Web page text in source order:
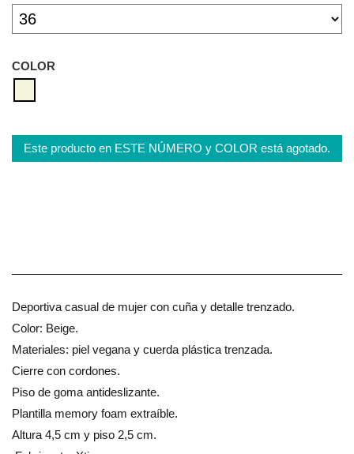
COLOR
Este producto en ESTE NÚMERO y COLOR está agotado.
Deportiva casual de mujer con cuña y detalle trenzado.
Color: Beige.
Materiales: piel vegana y cuerda plástica trenzada.
Cierre con cordones.
Piso de goma antideslizante.
Plantilla memory foam extraíble.
Altura 4,5 cm y piso 2,5 cm.